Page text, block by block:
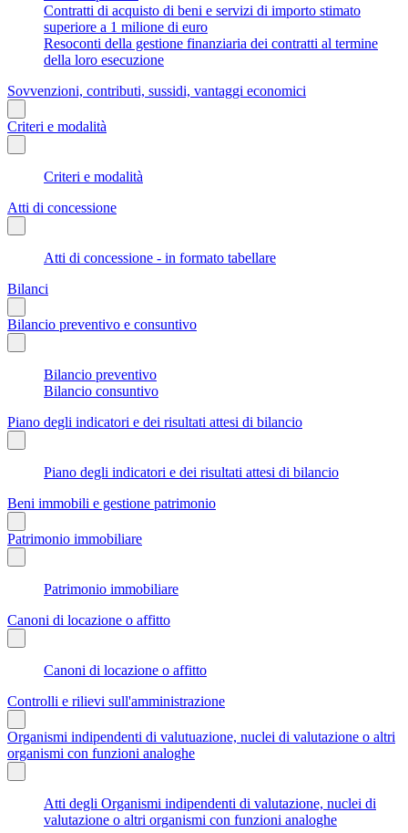
Contratti di acquisto di beni e servizi di importo stimato
superiore a 1 milione di euro
Resoconti della gestione finanziaria dei contratti al termine
della loro esecuzione
Sovvenzioni, contributi, sussidi, vantaggi economici
Criteri e modalità
Criteri e modalità
Atti di concessione
Atti di concessione - in formato tabellare
Bilanci
Bilancio preventivo e consuntivo
Bilancio preventivo
Bilancio consuntivo
Piano degli indicatori e dei risultati attesi di bilancio
Piano degli indicatori e dei risultati attesi di bilancio
Beni immobili e gestione patrimonio
Patrimonio immobiliare
Patrimonio immobiliare
Canoni di locazione o affitto
Canoni di locazione o affitto
Controlli e rilievi sull'amministrazione
Organismi indipendenti di valutuazione, nuclei di valutazione o altri
organismi con funzioni analoghe
Atti degli Organismi indipendenti di valutazione, nuclei di
valutazione o altri organismi con funzioni analoghe